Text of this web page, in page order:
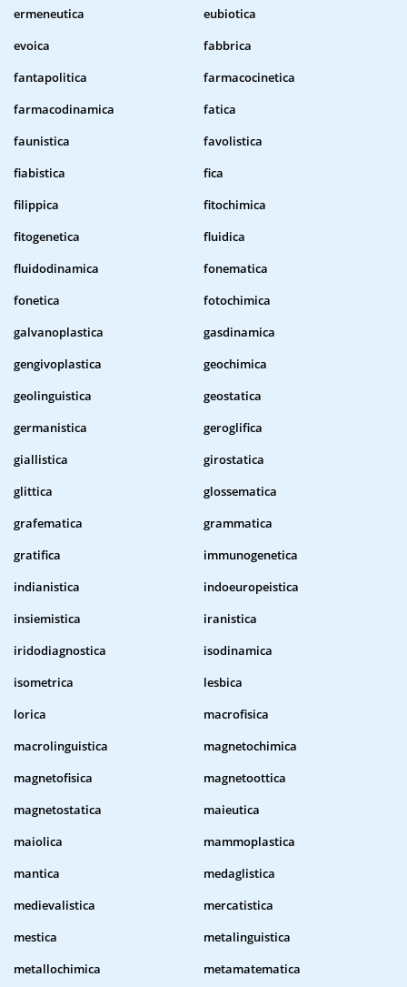
ermeneutica
eubiotica
evoica
fabbrica
fantapolitica
farmacocinetica
farmacodinamica
fatica
faunistica
favolistica
fiabistica
fica
filippica
fitochimica
fitogenetica
fluidica
fluidodinamica
fonematica
fonetica
fotochimica
galvanoplastica
gasdinamica
gengivoplastica
geochimica
geolinguistica
geostatica
germanistica
geroglifica
giallistica
girostatica
glittica
glossematica
grafematica
grammatica
gratifica
immunogenetica
indianistica
indoeuropeistica
insiemistica
iranistica
iridodiagnostica
isodinamica
isometrica
lesbica
lorica
macrofisica
macrolinguistica
magnetochimica
magnetofisica
magnetoottica
magnetostatica
maieutica
maiolica
mammoplastica
mantica
medaglistica
medievalistica
mercatistica
mestica
metalinguistica
metallochimica
metamatematica